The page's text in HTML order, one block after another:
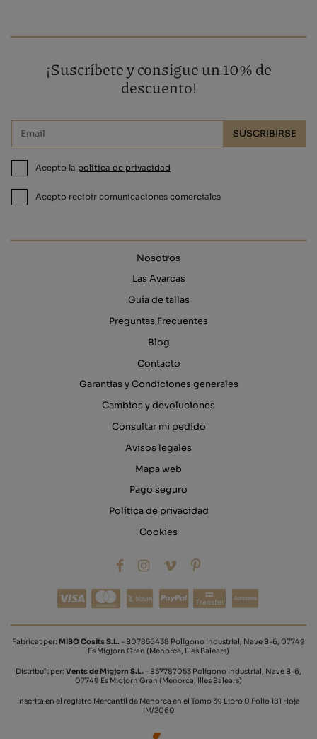
¡Suscríbete y consigue un 10% de
descuento!
SUSCRIBIRSE
Acepto la política de privacidad
Acepto recibir comunicaciones comerciales
Nosotros
Las Avarcas
Guía de tallas
Preguntas Frecuentes
Blog
Contacto
Garantias y Condiciones generales
Cambios y devoluciones
Consultar mi pedido
Avisos legales
Mapa web
Pago seguro
Política de privacidad
Cookies
Transfer
Fabricat per: MIBO Cosits S.L. - B07856438 Polígono Industrial, Nave B-6, 07749
Es Migjorn Gran (Menorca, Illes Balears)
Distribuït per: Vents de Migjorn S.L. - B57787053 Polígono Industrial, Nave B-6,
07749 Es Migjorn Gran (Menorca, Illes Balears)
Inscrita en el registro Mercantil de Menorca en el Tomo 39 Libro 0 Folio 181 Hoja
IM/2060